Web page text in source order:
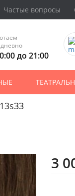
Частые вопросы
до 21:00
3